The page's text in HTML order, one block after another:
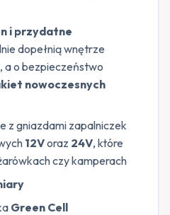
i przydatne
dopełnią wnętrze
a o bezpieczeństwo
nowoczesnych
z gniazdami zapalniczek
12Voraz 24V, które
czy kamperach
Green Cell